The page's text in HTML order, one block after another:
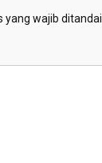
yang wajib ditandai